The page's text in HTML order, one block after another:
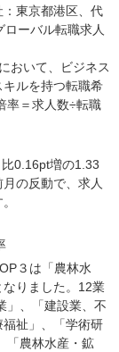
東京都港区、代
ーバル転職求人
おいて、ビジネス
ルを持つ転職希
率＝求人数÷転職
0.16pt増の1.33
の反動で、求人
３は「農林水
りました。12業
」、「建設業、不
祉」、「学術研
「農林水産・鉱